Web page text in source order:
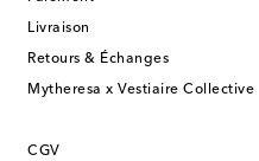
Livraison
Retours & Échanges
Mytheresa x Vestiaire Collective
CGV